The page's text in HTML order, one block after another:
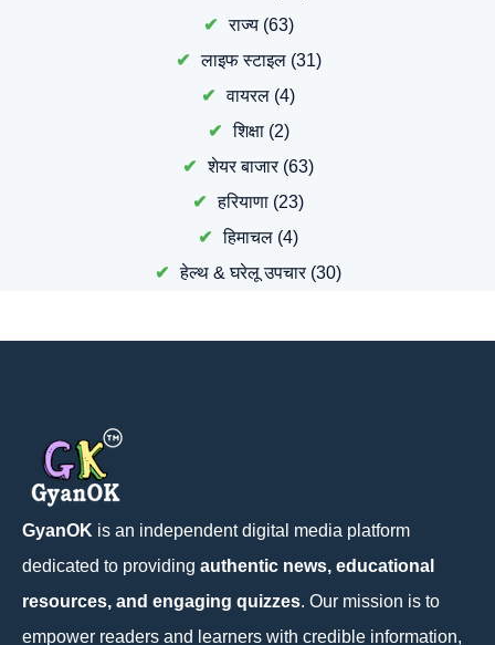
राज्य(63)
लाइफ स्टाइल(31)
वायरल (4)
शिक्षा(2)
शेयर बाजार(63)
हरियाणा (23)
हिमाचल (4)
हेल्थ & घरेलू उपचार(30)
GyanOK is an independent digital media platform
dedicated to providing authentic news, educational
resources, and engaging quizzes. Our mission is to
empower readers and learners with credible information,